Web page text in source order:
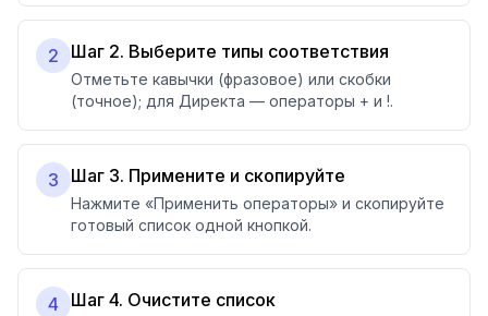
2 Шаг 2. Выберите типы соответствия
Отметьте кавычки (фразовое) или скобки
(точное); для Директа — операторы + и !.
3 Шаг 3. Примените и скопируйте
Нажмите «Применить операторы» и скопируйте
готовый список одной кнопкой.
4 Шаг 4. Очистите список